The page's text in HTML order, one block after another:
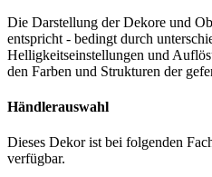
Die Darstellung der Dekore und
entspricht - bedingt durch
Helligkeitseinstellungen und
den Farben und Strukturen der
Händlerauswahl
Dieses Dekor ist bei folgenden
verfügbar.